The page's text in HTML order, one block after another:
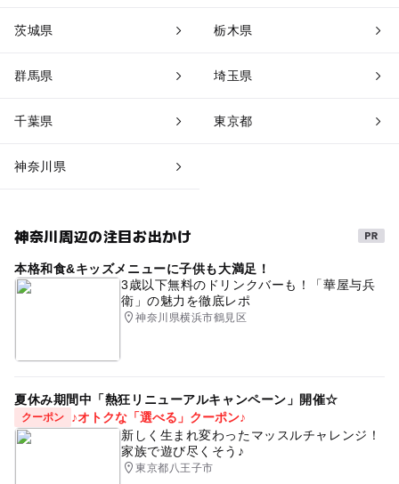
茨城県 栃木県
群馬県 埼玉県
千葉県 東京都
神奈川県
神奈川周辺の注目お出かけ
本格和食&キッズメニューに子供も大満足！
3歳以下無料のドリンクバーも！「華屋与兵
衛」の魅力を徹底レポ
神奈川県横浜市鶴見区
夏休み期間中「熱狂リニューアルキャンペーン」開催☆
クーポン
♪オトクな「選べる」クーポン♪
新しく生まれ変わったマッスルチャレンジ！
家族で遊び尽くそう♪
東京都八王子市